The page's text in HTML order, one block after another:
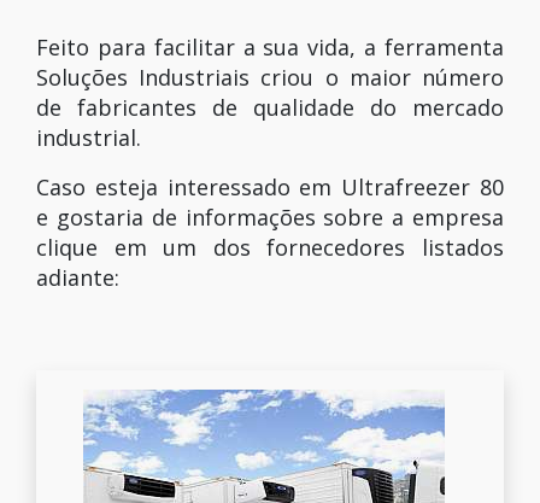
Feito para facilitar a sua vida, a ferramenta
Soluções Industriais criou o maior número
de fabricantes de qualidade do mercado
industrial.
Caso esteja interessado em Ultrafreezer 80
e gostaria de informações sobre a empresa
clique em um dos fornecedores listados
adiante: